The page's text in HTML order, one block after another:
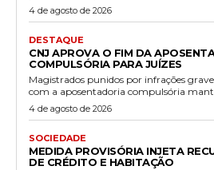
4 de agosto de 2026
DESTAQUE
CNJ APROVA O FIM DA
COMPULSÓRIA PARA JUÍZES
Magistrados punidos por infrações
com a aposentadoria compulsória
4 de agosto de 2026
SOCIEDADE
MEDIDA PROVISÓRIA INJETA
DE CRÉDITO E HABITAÇÃO